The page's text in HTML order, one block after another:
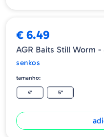
€ 6.49
AGR Baits Still Worm
senkos
tamanho:
4" 5"